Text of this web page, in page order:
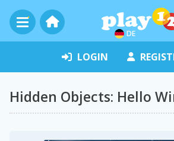
DE
LOGIN
Hidden Objects: Hello